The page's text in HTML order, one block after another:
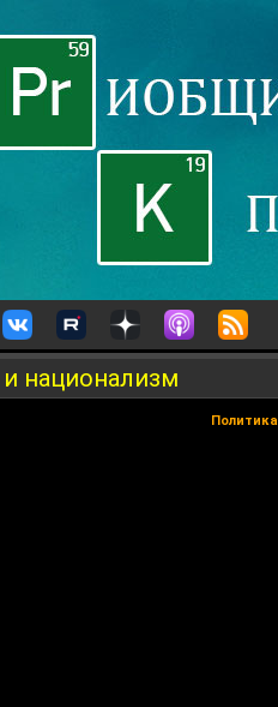
национализм
Политика